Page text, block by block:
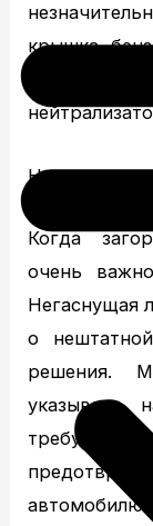
крышка
Когда
очень
Негаснущая
о
решения.
указывает
требующую
автомобилю.